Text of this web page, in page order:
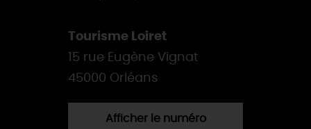
Tourisme Loiret
15 rue Eugène Vignat
45000 Orléans
Afficher le numéro